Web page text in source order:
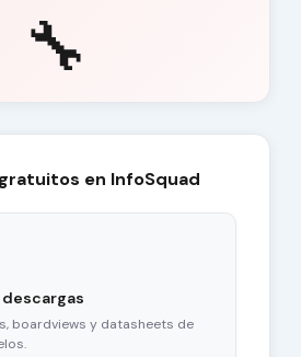
🔧
en InfoSquad
boardviews y datasheets de